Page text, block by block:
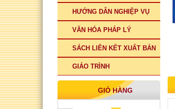
HƯỚNG DẪN NGHIỆP VỤ
VĂN HÓA PHÁP LÝ
SÁCH LIÊN KẾT XUẤT BẢN
GIÁO TRÌNH
GIỎ HÀNG